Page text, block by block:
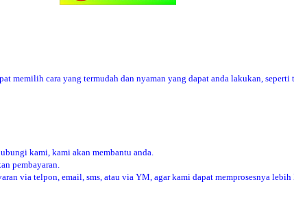
memilih cara yang termudah dan nyaman yang dapat anda lakukan, seperti
kami, kami akan membantu anda.
pembayaran.
via telpon, email, sms, atau via YM, agar kami dapat memprosesnya